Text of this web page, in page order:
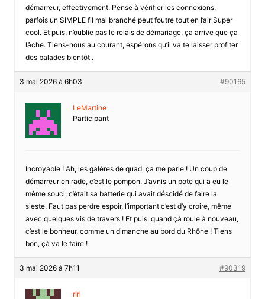
démarreur, effectivement. Pense à vérifier les connexions,
parfois un SIMPLE fil mal branché peut foutre tout en l’air Super
cool. Et puis, n’oublie pas le relais de démariage, ça arrive que ça
lâche. Tiens-nous au courant, espérons qu’il va te laisser profiter
des balades bientôt .
3 mai 2026 à 6h03 #90165
LeMartine
Participant
Incroyable ! Ah, les galères de quad, ça me parle ! Un coup de
démarreur en rade, c’est le pompon. J’avnis un pote qui a eu le
même souci, c’ètait sa batterie qui avait déscidé de faire la
sieste. Faut pas perdre espoir, l’important c’est d’y croire, même
avec quelques vis de travers ! Et puis, quand çà roule à nouveau,
c’est le bonheur, comme un dimanche au bord du Rhône ! Tiens
bon, çà va le faire !
3 mai 2026 à 7h11 #90319
riri